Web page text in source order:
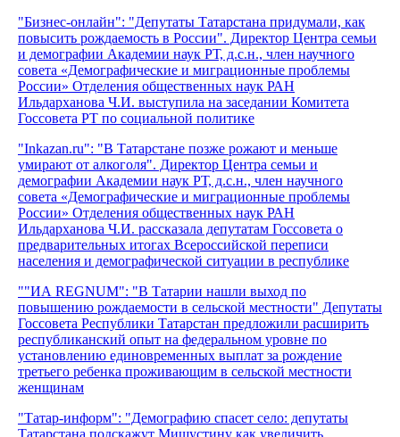
"Бизнес-онлайн": "Депутаты Татарстана придумали, как
повысить рождаемость в России". Директор Центра семьи
и демографии Академии наук РТ, д.с.н., член научного
совета «Демографические и миграционные проблемы
России» Отделения общественных наук РАН
Ильдарханова Ч.И. выступила на заседании Комитета
Госсовета РТ по социальной политике
"Inkazan.ru": "В Татарстане позже рожают и меньше
умирают от алкоголя". Директор Центра семьи и
демографии Академии наук РТ, д.с.н., член научного
совета «Демографические и миграционные проблемы
России» Отделения общественных наук РАН
Ильдарханова Ч.И. рассказала депутатам Госсовета о
предварительных итогах Всероссийской переписи
населения и демографической ситуации в республике
""ИА REGNUM": "В Татарии нашли выход по
повышению рождаемости в сельской местности" Депутаты
Госсовета Республики Татарстан предложили расширить
республиканский опыт на федеральном уровне по
установлению единовременных выплат за рождение
третьего ребенка проживающим в сельской местности
женщинам
"Татар-информ": "Демографию спасет село: депутаты
Татарстана подскажут Мишустину как увеличить